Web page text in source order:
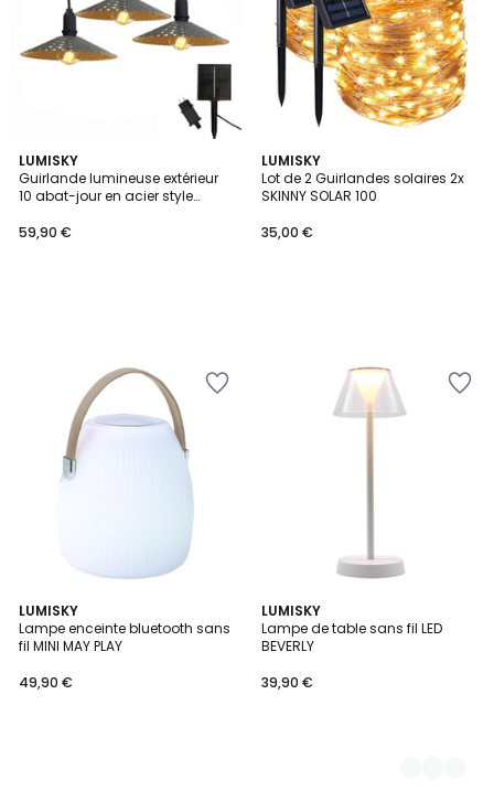
LUMISKY
Guirlande lumineuse extérieur
10 abat-jour en acier style
LED blanc chaud 6m solaire et
59,90 €
LUMISKY
Lot de 2 Guirlandes solaires 2x
SKINNY SOLAR 100
35,00 €
LUMISKY
Lampe enceinte bluetooth sans
fil MINI MAY PLAY
49,90 €
LUMISKY
Lampe de table sans fil LED
BEVERLY
39,90 €
2
Couleurs